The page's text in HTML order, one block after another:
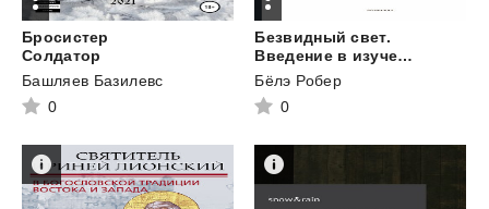
Бросистер
Солдатор
Башляев Базилевс
0
Безвидный свет.
Введение в изучение восточносирийской христианской мистической традиции
Бёлэ Робер
0